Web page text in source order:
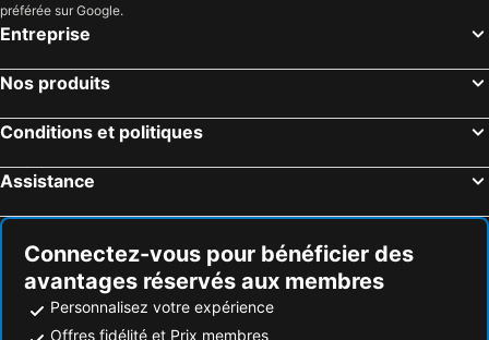
préférée sur Google.
Entreprise
Nos produits
Conditions et politiques
Assistance
Connectez-vous pour bénéficier des
avantages réservés aux membres
Personnalisez votre expérience
Offres fidélité et Prix membres